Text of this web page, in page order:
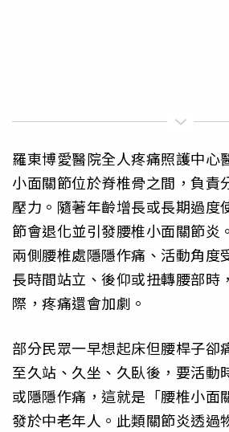
羅東博愛醫院全人疼痛照護中心
小面關節位於脊椎骨之間，負責
壓力。隨著年齡增長或長期過度
節會退化並引發腰椎小面關節炎
兩側腰椎處隱隱作痛、活動角度
長時間站立、後仰或扭轉腰部時
際，疼痛還會加劇。
部分民眾一早想起床但腰桿子卻
至久站、久坐、久臥後，要活動
或隱隱作痛，這就是「腰椎小面
發於中老年人。此類關節炎透過